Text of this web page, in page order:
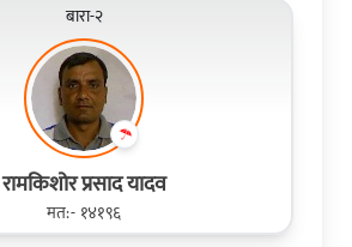
बारा-२
रामकिशोर प्रसाद यादव
मत:- १४१९६